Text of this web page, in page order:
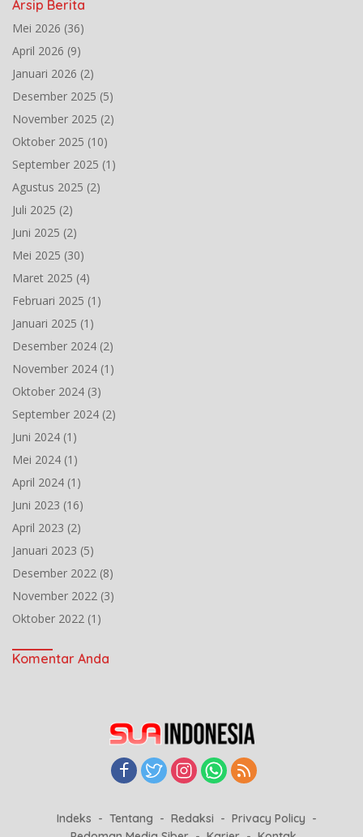
Arsip Berita
Mei 2026 (36)
April 2026 (9)
Januari 2026 (2)
Desember 2025 (5)
November 2025 (2)
Oktober 2025 (10)
September 2025 (1)
Agustus 2025 (2)
Juli 2025 (2)
Juni 2025 (2)
Mei 2025 (30)
Maret 2025 (4)
Februari 2025 (1)
Januari 2025 (1)
Desember 2024 (2)
November 2024 (1)
Oktober 2024 (3)
September 2024 (2)
Juni 2024 (1)
Mei 2024 (1)
April 2024 (1)
Juni 2023 (16)
April 2023 (2)
Januari 2023 (5)
Desember 2022 (8)
November 2022 (3)
Oktober 2022 (1)
Komentar Anda
Indeks Tentang Redaksi
Privacy Policy